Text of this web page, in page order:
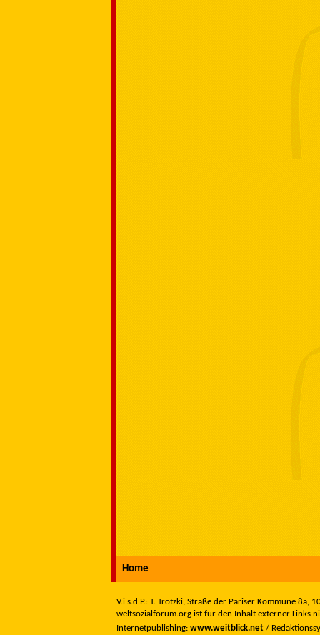
Home
V.i.s.d.P.: T. Trotzki, Straße der Pariser Kommune
weltsozialforum.org ist für den Inhalt externer Links
Internetpublishing: www.weitblick.net /